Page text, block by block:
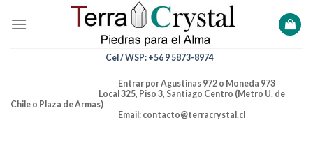
Cel / WSP: +56 9 5873-8974
Entrar por Agustinas 972 o Moneda 973
Local 325, Piso 3, Santiago Centro (Metro U. de
Chile o Plaza de Armas)
Email: contacto@terracrystal.cl